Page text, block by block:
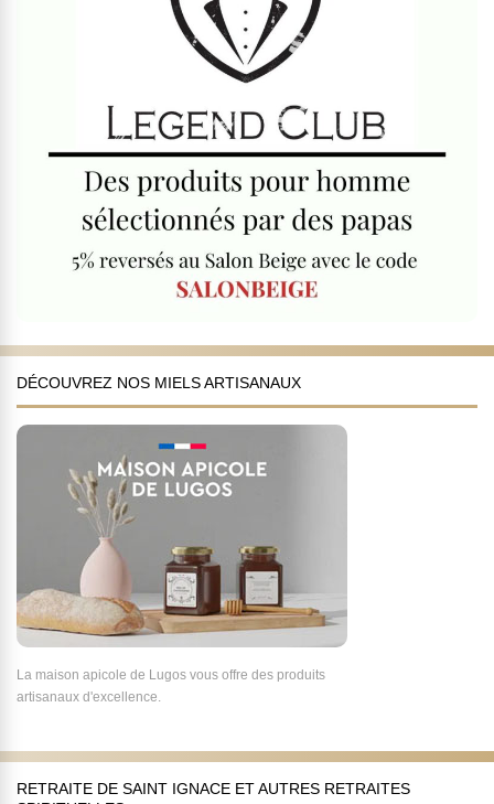
DÉCOUVREZ NOS MIELS ARTISANAUX
La maison apicole de Lugos vous offre des produits
artisanaux d'excellence.
RETRAITE DE SAINT IGNACE ET AUTRES RETRAITES